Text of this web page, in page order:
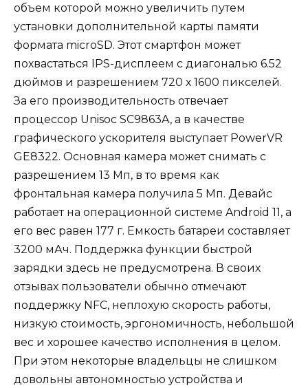
объем которой можно увеличить путем
установки дополнительной карты памяти
формата microSD. Этот смартфон может
похвастаться IPS-дисплеем с диагональю 6.52
дюймов и разрешением 720 х 1600 пикселей.
За его производительность отвечает
процессор Unisoc SC9863A, а в качестве
графического ускорителя выступает PowerVR
GE8322. Основная камера может снимать с
разрешением 13 Мп, в то время как
фронтальная камера получила 5 Мп. Девайс
работает на операционной системе Android 11, а
его вес равен 177 г. Емкость батареи составляет
3200 мАч. Поддержка функции быстрой
зарядки здесь не предусмотрена. В своих
отзывах пользователи обычно отмечают
поддержку NFC, неплохую скорость работы,
низкую стоимость, эргономичность, небольшой
вес и хорошее качество исполнения в целом.
При этом некоторые владельцы не слишком
довольны автономностью устройства и